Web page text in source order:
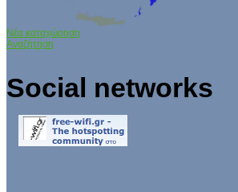
Νέα καταχώρηση
Αναζήτηση
Social networks